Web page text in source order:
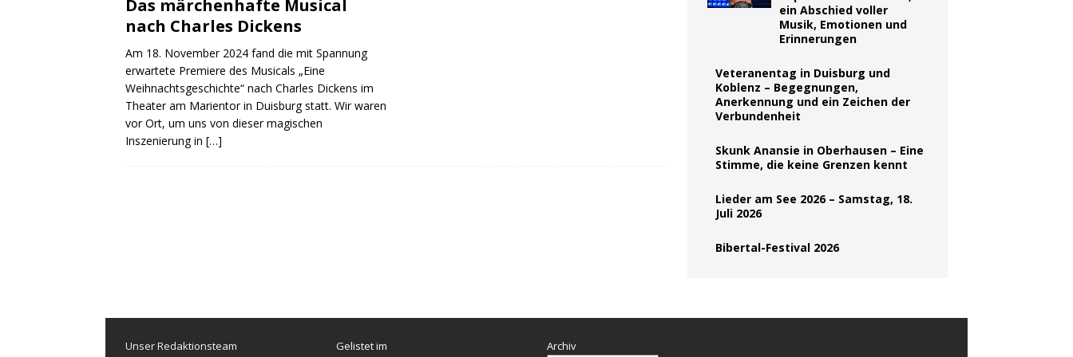
Das märchenhafte Musical
nach Charles Dickens
Am 18. November 2024 fand die mit Spannung
erwartete Premiere des Musicals „Eine
Weihnachtsgeschichte“ nach Charles Dickens im
Theater am Marientor in Duisburg statt. Wir waren
vor Ort, um uns von dieser magischen
Inszenierung in […]
ein Abschied voller
Musik, Emotionen und
Erinnerungen
Veteranentag in Duisburg und
Koblenz – Begegnungen,
Anerkennung und ein Zeichen der
Verbundenheit
Skunk Anansie in Oberhausen – Eine
Stimme, die keine Grenzen kennt
Lieder am See 2026 – Samstag, 18.
Juli 2026
Bibertal-Festival 2026
Unser Redaktionsteam
Gelistet im
Archiv